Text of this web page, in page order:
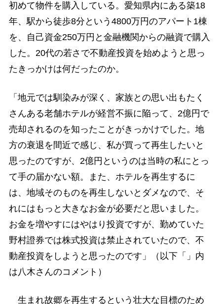
初めて物件を購入している。愛知県内にある築18
年、駅から徒歩8分という4800万円のアパート1棟
を、自己資金250万円と金融機関からの融資で購入
した。20代の若さで不動産投資を始めようと思っ
たきっかけは何だったのか。
「地元では馴染みが深く、家族との思い出もたく
さんある老舗ホテルが経営不振に陥って、2億円で
売却されるのを知ったことがきっかけでした。地
方の衰退を間近で感じ、私が買って再生したいと
思ったのですが、2億円というのは当時の私にとっ
て手の届かない額。また、ホテルを再生するに
は、地域そのものを再生しないとダメなので、そ
れにはもっと大きなお金が必要だと思いました。
お金を増やすにはやはり投資ですが、勤めていた
野村證券では株式投資は禁止されていたので、不
動産投資をしようと思ったのです」（以下「」内
は八木さんのコメント）
生まれ故郷を再生するという壮大な目標のため